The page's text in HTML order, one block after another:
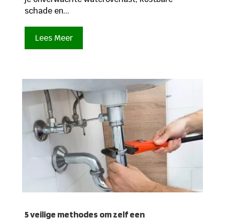
schade en...
Lees Meer
5 veilige methodes om zelf een